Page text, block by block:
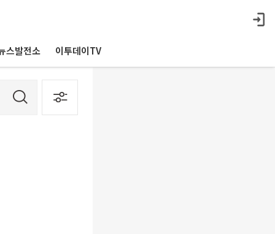
스발전소 이투데이TV